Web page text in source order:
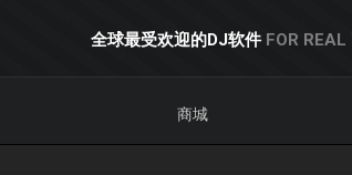
全球最受欢迎的DJ软件 FOR REAL
商城